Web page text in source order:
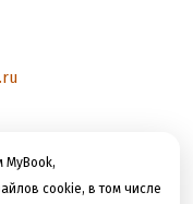
MyBook,
cookie, в том числе